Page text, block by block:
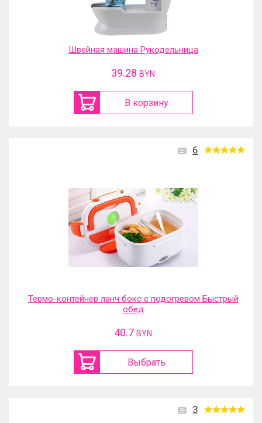
Швейная машина Рукодельница
39.28 BYN
В корзину
6
Термо-контейнер ланч бокс с подогревом Быстрый
обед
40.7 BYN
Выбрать
3